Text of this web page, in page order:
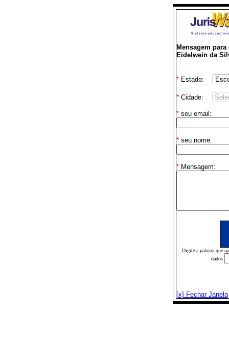
Mensagem
Eidelwein da
*Estado:
*Cidade:
*seu email:
*seu nome:
*Mensagem:
Digite a palavra que
dados
[x] Fechar Janela